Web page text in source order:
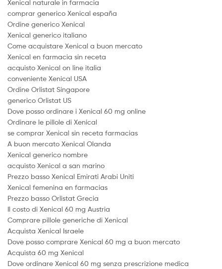
Xenical naturale in farmacia
comprar generico Xenical españa
Ordine generico Xenical
Xenical generico italiano
Come acquistare Xenical a buon mercato
Xenical en farmacia sin receta
acquisto Xenical on line italia
conveniente Xenical USA
Ordine Orlistat Singapore
generico Orlistat US
Dove posso ordinare i Xenical 60 mg online
Ordinare le pillole di Xenical
se comprar Xenical sin receta farmacias
A buon mercato Xenical Olanda
Xenical generico nombre
acquisto Xenical a san marino
Prezzo basso Xenical Emirati Arabi Uniti
Xenical femenina en farmacias
Prezzo basso Orlistat Grecia
Il costo di Xenical 60 mg Austria
Comprare pillole generiche di Xenical
Acquista Xenical Israele
Dove posso comprare Xenical 60 mg a buon mercato
Acquista 60 mg Xenical
Dove ordinare Xenical 60 mg senza prescrizione medica